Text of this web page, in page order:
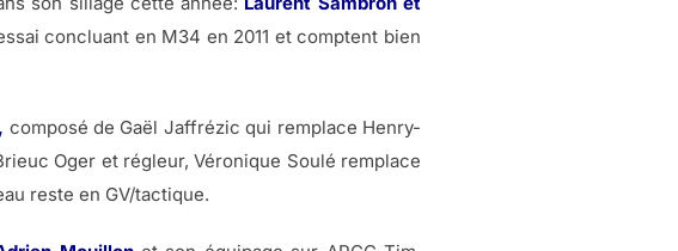
concluant en M34 en 2011 et comptent bien
composé de Gaël Jaffrézic qui remplace Henry-
Oger et régleur, Véronique Soulé remplace
reste en GV/tactique.